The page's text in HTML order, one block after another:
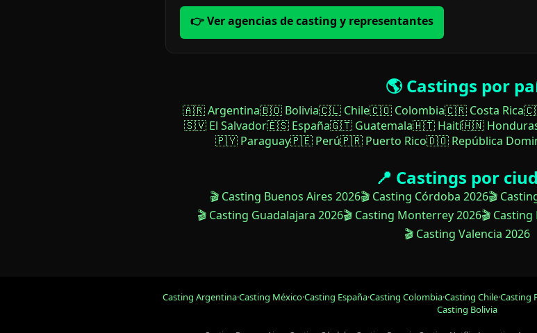
👉 Ver agencias de casting y representantes
🌎 Castings por
🇦🇷 Argentina🇧🇴 Bolivia🇨🇱 Chile🇨🇴 Colombia🇨🇷 Costa Rica
🇸🇻 El Salvador🇪🇸 España🇬🇹 Guatemala🇭🇹 Haití🇭🇳
🇵🇾 Paraguay🇵🇪 Perú🇵🇷 Puerto Rico🇩🇴 República
📍 Castings por
🎬 Casting Buenos Aires 2026🎬 Casting Córdoba 2026🎬
🎬 Casting Guadalajara 2026🎬 Casting Monterrey 2026🎬
🎬 Casting Valencia 2026
Casting Argentina·Casting México·Casting España·Casting Colombia·Casting Chile·Casting
Casting Bolivia